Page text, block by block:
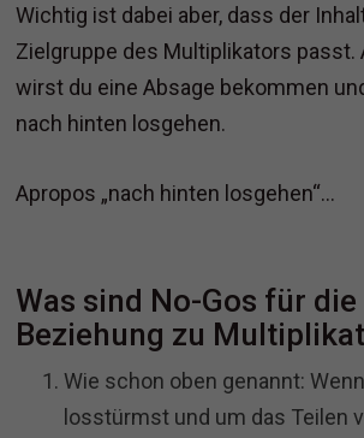
Wichtig ist dabei aber, dass der
Zielgruppe des Multiplikators passt.
wirst du eine Absage bekommen
nach hinten losgehen.
Apropos „nach hinten losgehen“…
Was sind No-Gos für die
Beziehung zu
Wie schon oben genannt:
losstürmst und um das Teilen